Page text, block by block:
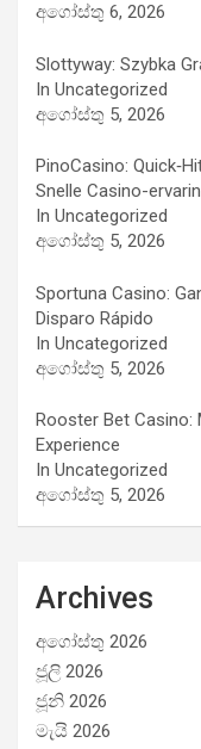
අගෝස්තු 6, 2026
Slottyway: Szybka
In Uncategorized
අගෝස්තු 5, 2026
PinoCasino:
Snelle Casino-
In Uncategorized
අගෝස්තු 5, 2026
Sportuna Casino:
Disparo Rápido
In Uncategorized
අගෝස්තු 5, 2026
Rooster Bet Casino:
Experience
In Uncategorized
අගෝස්තු 5, 2026
Archives
අගෝස්තු 2026
ජූලි 2026
ජූනි 2026
මැයි 2026